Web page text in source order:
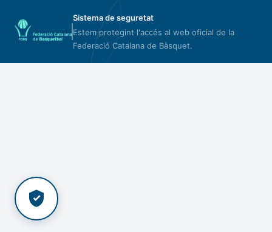
Sistema de seguretat
Estem protegint l'accés al web oficial de la
Federació Catalana de Bàsquet.